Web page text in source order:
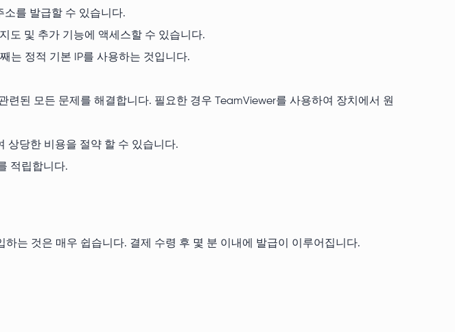
를 발급할 수 있습니다.
도 및 추가 기능에 액세스할 수 있습니다.
는 정적 기본 IP를 사용하는 것입니다.
된 모든 문제를 해결합니다. 필요한 경우 TeamViewer를 사용하여 장치에서 원
상당한 비용을 절약 할 수 있습니다.
적립합니다.
는 것은 매우 쉽습니다. 결제 수령 후 몇 분 이내에 발급이 이루어집니다.